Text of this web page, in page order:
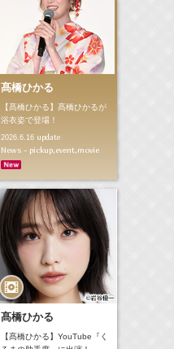
髙橋ひかる
【髙橋ひかる】髙橋ひかるが
浴衣姿で登場！
2026.6.16update
News - pickup,event,movie
髙橋ひかる
【髙橋ひかる】YouTube『く